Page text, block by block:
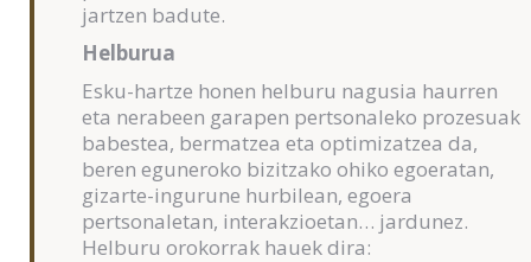
jartzen badute.
Helburua
Esku-hartze honen helburu nagusia haurren
eta nerabeen garapen pertsonaleko prozesuak
babestea, bermatzea eta optimizatzea da,
beren eguneroko bizitzako ohiko egoeratan,
gizarte-ingurune hurbilean, egoera
pertsonaletan, interakzioetan… jardunez.
Helburu orokorrak hauek dira: